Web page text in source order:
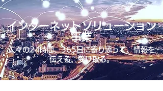
インターネットソリューション
事業
人々の24時間、365日に寄り添って、情報を
伝える、受け取る。